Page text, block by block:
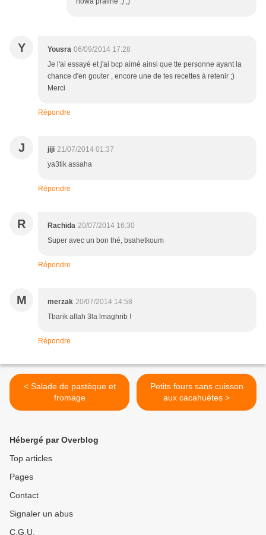
Y Yousra 06/09/2014 17:28
Je l'ai essayé et j'ai bcp aimé ainsi que tte personne ayant la
chance d'en gouter , encore une de tes recettes à retenir ;)
Merci
Répondre
J jiji 21/07/2014 01:37
ya3tik assaha
Répondre
R Rachida 20/07/2014 16:30
Super avec un bon thé, bsahetkoum
Répondre
M merzak 20/07/2014 14:58
Tbarik allah 3la lmaghrib !
Répondre
< Salade de pastèque et
fromage
Petits fours sans cuisson
aux cacahuètes >
Hébergé par Overblog
Top articles
Pages
Contact
Signaler un abus
C.G.U.